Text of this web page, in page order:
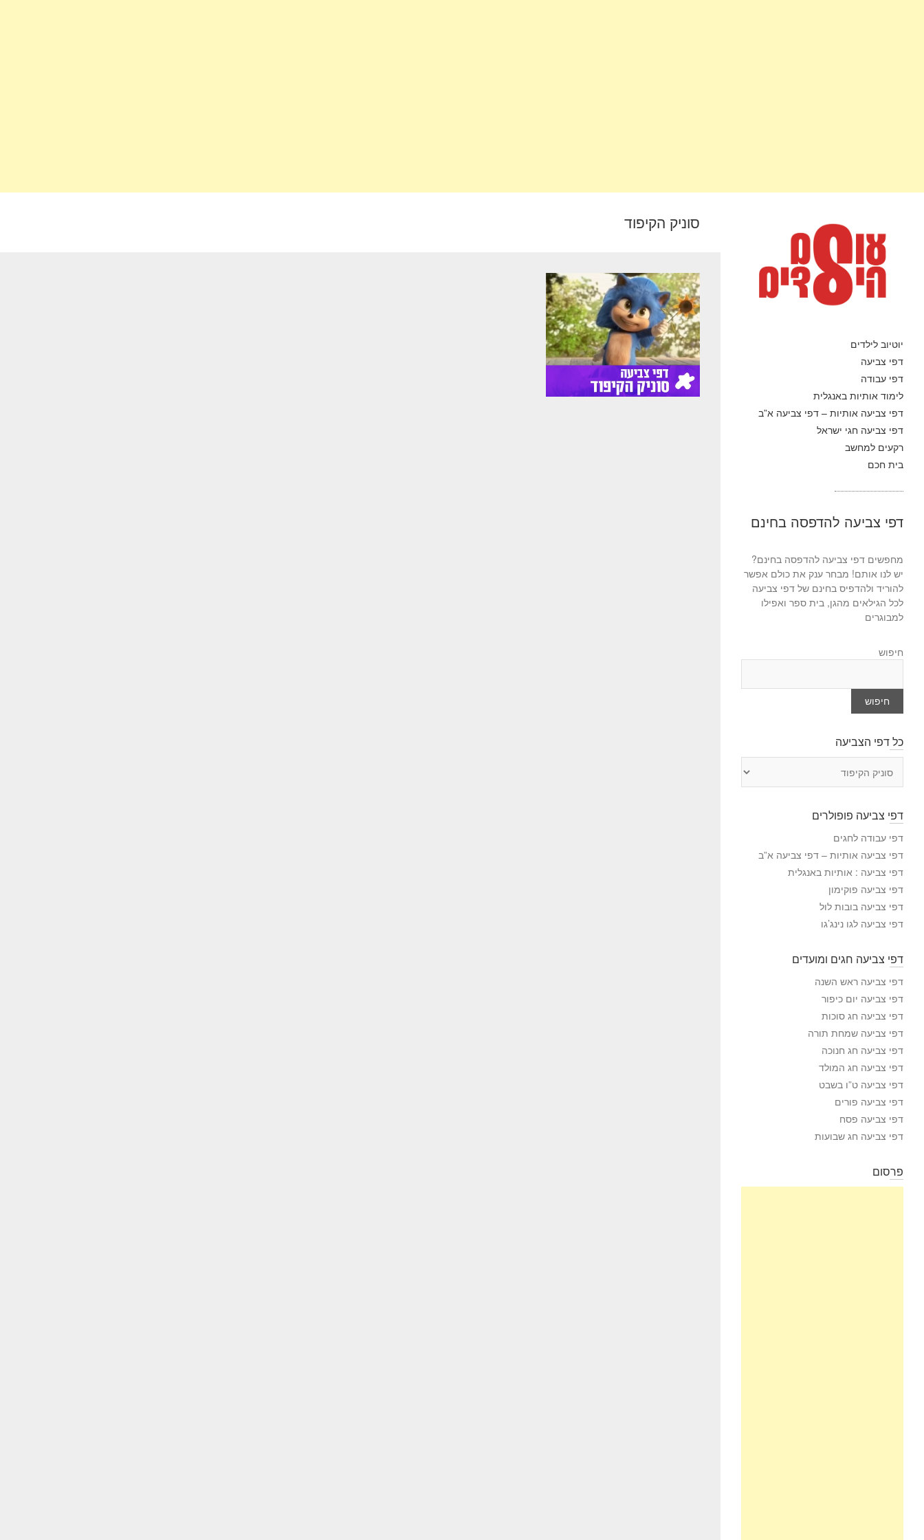
יוטיוב לילדים
דפי צביעה
דפי עבודה
לימוד אותיות באנגלית
דפי צביעה אותיות – דפי צביעה א”ב
דפי צביעה חגי ישראל
רקעים למחשב
בית חכם
סוניק הקיפוד
דפי צביעה להדפסה בחינם
מחפשים דפי צביעה להדפסה בחינם?
יש לנו אותם! מבחר ענק את כולם אפשר
להוריד ולהדפיס בחינם של דפי צביעה
לכל הגילאים מהגן, בית ספר ואפילו
למבוגרים
חיפוש
חיפוש
כל דפי הצביעה
י
ה
צ
י
ע
ה
דפי צביעה פופולרים
דפי עבודה לחגים
דפי צביעה אותיות – דפי צביעה א”ב
דפי צביעה : אותיות באנגלית
דפי צביעה פוקימון
דפי צביעה בובות לול
דפי צביעה לגו נינג’גו
דפי צביעה חגים ומועדים
דפי צביעה ראש השנה
דפי צביעה יום כיפור
דפי צביעה חג סוכות
דפי צביעה שמחת תורה
דפי צביעה חג חנוכה
דפי צביעה חג המולד
דפי צביעה ט”ו בשבט
דפי צביעה פורים
דפי צביעה פסח
דפי צביעה חג שבועות
פרסום